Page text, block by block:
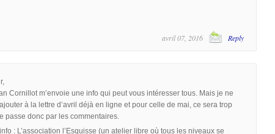
avril 07, 2016 Reply
Cornillot m’envoie une info qui peut vous intéresser tous. Mais je ne
à la lettre d’avril déjà en ligne et pour celle de mai, ce sera trop
passe donc par les commentaires.
: L’association l’Esquisse (un atelier libre où tous les niveaux se